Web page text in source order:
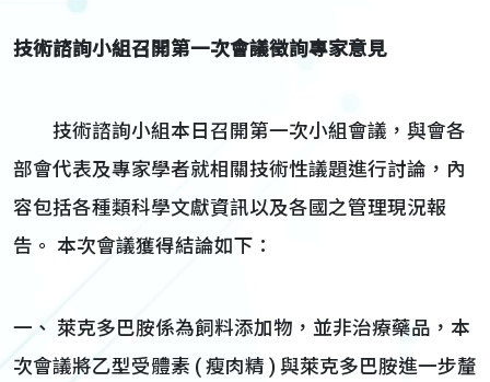
技術諮詢小組召開第一次會議徵詢專家意見
技術諮詢小組本日召開第一次小組會議，與會各
部會代表及專家學者就相關技術性議題進行討論，內
容包括各種類科學文獻資訊以及各國之管理現況報
告。 本次會議獲得結論如下：
一、 萊克多巴胺係為飼料添加物，並非治療藥品，本
次會議將乙型受體素 ( 瘦肉精 ) 與萊克多巴胺進一步釐